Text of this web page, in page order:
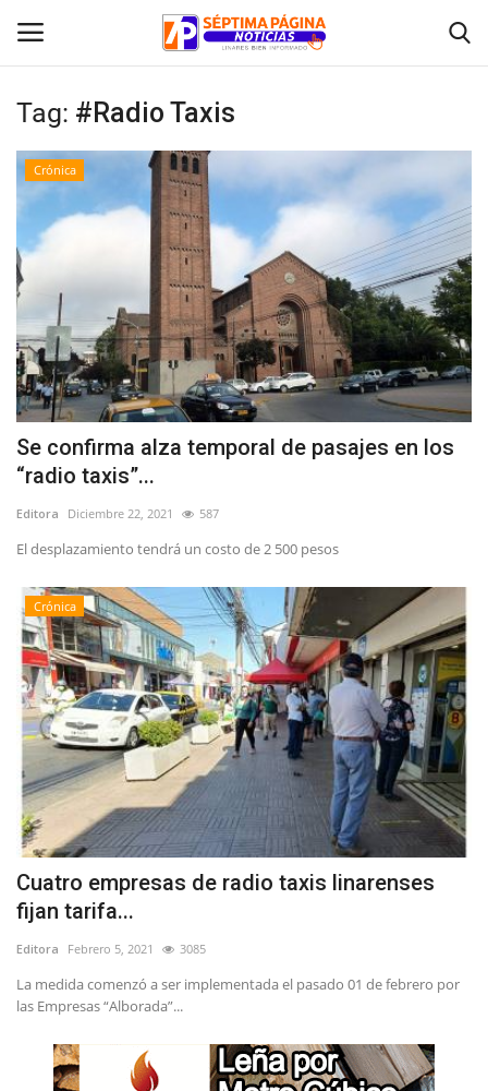
Inicio
Crónica
Policial
Tribunales
Deporte
Política
Espectáculos
Tag: #Radio Taxis
Crónica
Se confirma alza temporal de pasajes en los
“radio taxis”...
Editora Diciembre 22, 2021 587
El desplazamiento tendrá un costo de 2 500 pesos
Crónica
Cuatro empresas de radio taxis linarenses
fijan tarifa...
Editora Febrero 5, 2021 3085
La medida comenzó a ser implementada el pasado 01 de febrero por
las Empresas “Alborada”...